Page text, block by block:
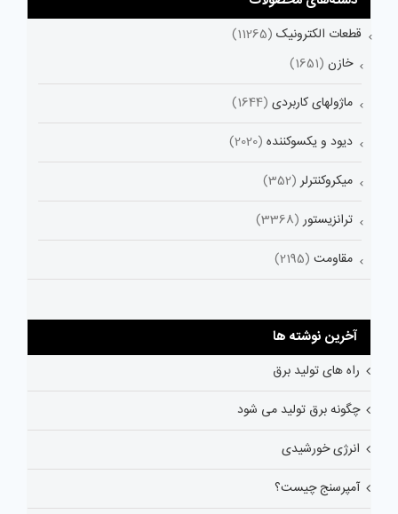
قطعات الکترونیک (11265)
خازن (1651)
ماژولهای کاربردی (1644)
دیود و یکسوکننده (2020)
میکروکنترلر (352)
ترانزیستور (3368)
مقاومت (2195)
آخرین نوشته ها
راه های تولید برق
چگونه برق تولید می شود
انرژی خورشیدی
آمپرسنج چیست؟